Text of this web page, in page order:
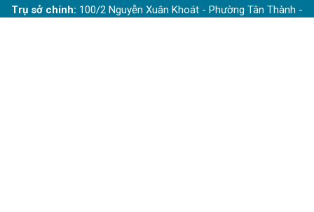
Trụ sở chính: 100/2 Nguyễn Xuân Khoát - Phường Tân Thành -